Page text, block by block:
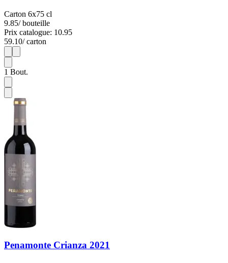
Carton 6x75 cl
9.85/ bouteille
Prix catalogue: 10.95
59.10/ carton
1
1 Bout.
Penamonte Crianza 2021